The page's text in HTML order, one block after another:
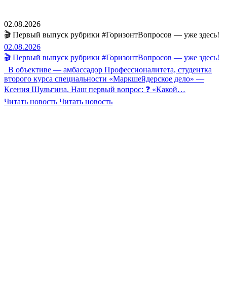
02.08.2026
🎬 Первый выпуск рубрики #ГоризонтВопросов — уже здесь!
02.08.2026
🎬 Первый выпуск рубрики #ГоризонтВопросов — уже здесь!
В объективе — амбассадор Профессионалитета, студентка
второго курса специальности «Маркшейдерское дело» —
Ксения Шульгина. Наш первый вопрос: ❓ «Какой…
Читать новость Читать новость